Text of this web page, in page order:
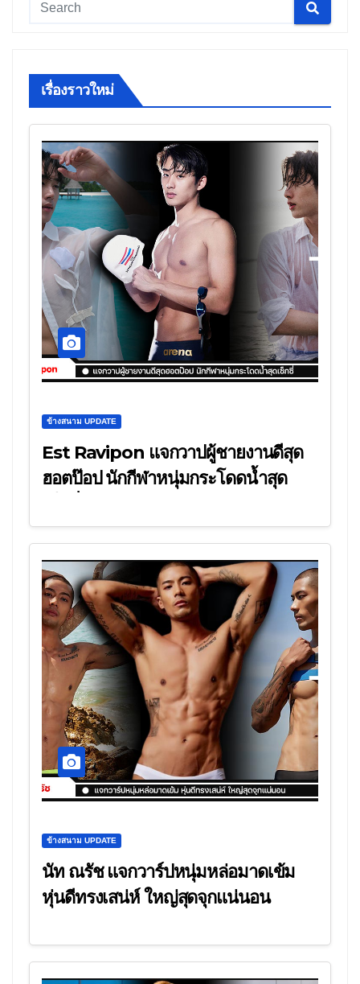
เรื่องราวใหม่
ข้างสนาม UPDATE
Est Ravipon แจกวาปผู้ชายงานดีสุด
ฮอตป๊อป นักกีฬาหนุ่มกระโดดน้ำสุด
ข้างสนาม UPDATE
นัท ณรัช แจกวาร์ปหนุ่มหล่อมาดเข้ม
หุ่นดีทรงเสน่ห์ ใหญ่สุดจุกแน่นอน